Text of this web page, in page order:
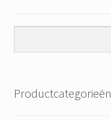
Productcategorieën